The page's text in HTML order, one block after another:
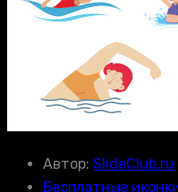
Автор: SlideClub.ru
Бесплатные